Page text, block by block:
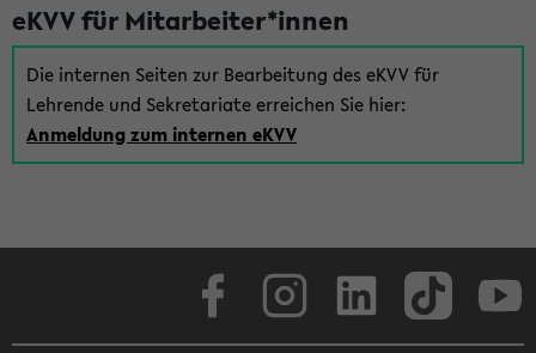
eKVV für Mitarbeiter*innen
Die internen Seiten zur Bearbeitung des eKVV für
Lehrende und Sekretariate erreichen Sie hier:
Anmeldung zum internen eKVV